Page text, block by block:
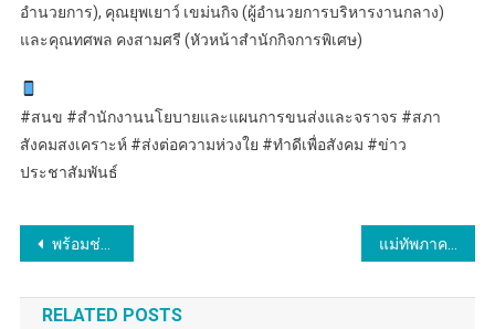
อำนวยการ), คุณยุพเยาว์ เขม่นกิจ (ผู้อำนวยการบริหารงานกลาง)
และคุณทศพล คงสามศรี (หัวหน้าสำนักกิจการพิเศษ)
#สนข #สำนักงานนโยบายและแผนการขนส่งและจราจร #สภา
สังคมสงเคราะห์ #ส่งต่อความห่วงใย #ทำดีเพื่อสังคม #ข่าว
ประชาสัมพันธ์
แนะแนว
เรื่อง
พร้อมช่วยเหลือผู้ประสบภัย
RELATED POSTS